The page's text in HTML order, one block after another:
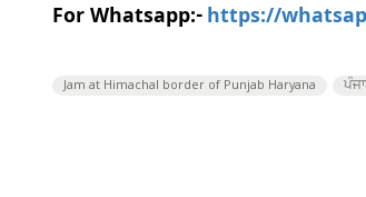
For Whatsapp:-https://
Jam at Himachal border of Punjab Haryana